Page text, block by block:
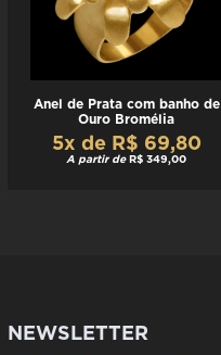
Anel de Prata com banho de
Ouro Bromélia
5x de R$ 69,80
A partir de R$ 349,00
NEWSLETTER